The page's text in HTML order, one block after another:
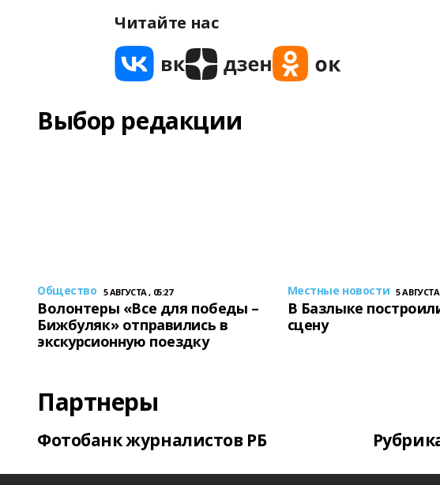
Читайте нас
Выбор редакции
Общество 5 АВГУСТА , 05:27
Волонтеры «Все для победы –
Бижбуляк» отправились в
экскурсионную поездку
Местные новости 5 АВГУСТА
В Базлыке
сцену
Партнеры
Фотобанк журналистов РБ